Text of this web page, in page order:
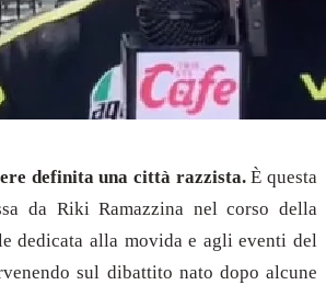
definita una città razzista.È questa
da Riki Ramazzina nel corso della
dedicata alla movida e agli eventi del
sul dibattito nato dopo alcune